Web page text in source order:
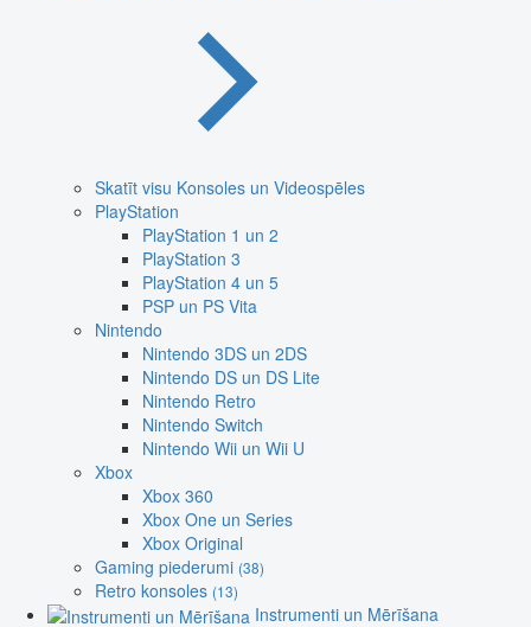
Skatīt visu Konsoles un Videospēles
PlayStation
PlayStation 1 un 2
PlayStation 3
PlayStation 4 un 5
PSP un PS Vita
Nintendo
Nintendo 3DS un 2DS
Nintendo DS un DS Lite
Nintendo Retro
Nintendo Switch
Nintendo Wii un Wii U
Xbox
Xbox 360
Xbox One un Series
Xbox Original
Gaming piederumi (38)
Retro konsoles (13)
Instrumenti un Mērīšana